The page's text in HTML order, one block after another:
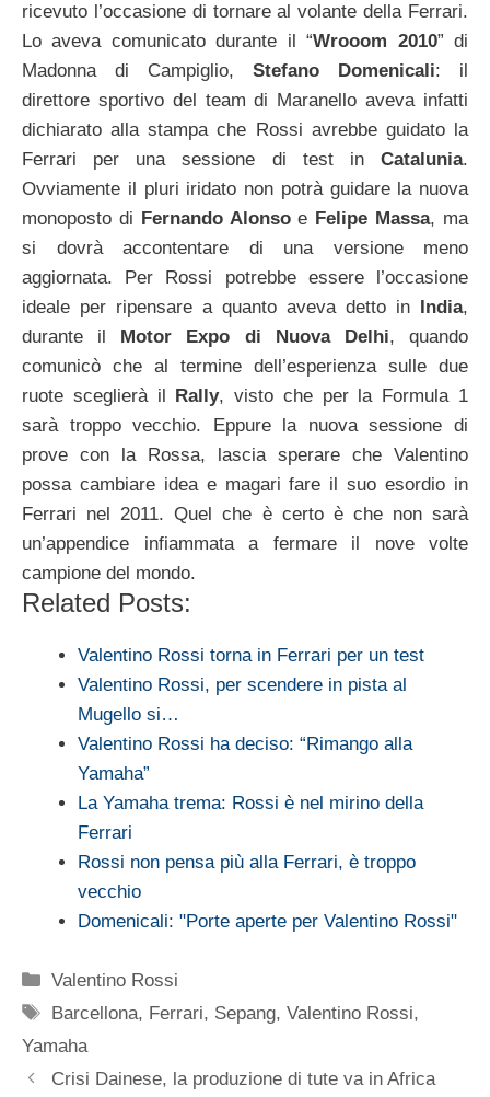
ricevuto l’occasione di tornare al volante della Ferrari.
Lo aveva comunicato durante il “Wrooom 2010” di
Madonna di Campiglio, Stefano Domenicali: il
direttore sportivo del team di Maranello aveva infatti
dichiarato alla stampa che Rossi avrebbe guidato la
Ferrari per una sessione di test in Catalunia.
Ovviamente il pluri iridato non potrà guidare la nuova
monoposto di Fernando Alonsoe Felipe Massa, ma
si dovrà accontentare di una versione meno
aggiornata. Per Rossi potrebbe essere l’occasione
ideale per ripensare a quanto aveva detto in India,
durante il Motor Expo di Nuova Delhi, quando
comunicò che al termine dell’esperienza sulle due
ruote sceglierà il Rally, visto che per la Formula 1
sarà troppo vecchio. Eppure la nuova sessione di
prove con la Rossa, lascia sperare che Valentino
possa cambiare idea e magari fare il suo esordio in
Ferrari nel 2011. Quel che è certo è che non sarà
un’appendice infiammata a fermare il nove volte
campione del mondo.
Related Posts:
Valentino Rossi torna in Ferrari per un test
Valentino Rossi, per scendere in pista al
Mugello si…
Valentino Rossi ha deciso: “Rimango alla
Yamaha”
La Yamaha trema: Rossi è nel mirino della
Ferrari
Rossi non pensa più alla Ferrari, è troppo
vecchio
Domenicali: "Porte aperte per Valentino Rossi"
Categorie
Valentino Rossi
Tag
Barcellona, Ferrari, Sepang,Valentino Rossi,
Yamaha
Crisi Dainese, la produzione di tute va in Africa